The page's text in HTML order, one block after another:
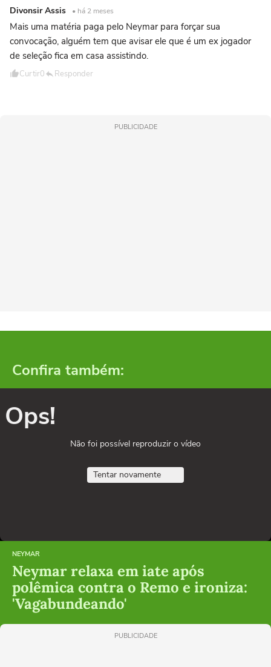
Divonsir Assis • há 2 meses
Mais uma matéria paga pelo Neymar para forçar sua
convocação, alguém tem que avisar ele que é um ex jogador
de seleção fica em casa assistindo.
Curtir0 Responder
PUBLICIDADE
Confira também:
Ops!
Não foi possível reproduzir o vídeo
Tentar novamente
NEYMAR
Neymar relaxa em iate após
polêmica contra o Remo e ironiza:
'Vagabundeando'
PUBLICIDADE